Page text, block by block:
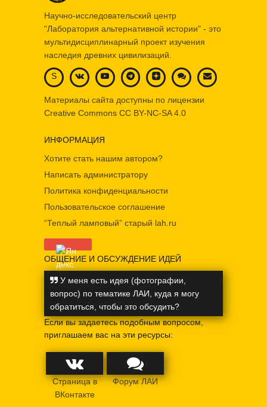
Научно-исследовательский центр
"Лаборатория альтернативной истории" - это
мультидисциплинарный проект изучения
наследия древних цивилизаций.
S
Материалы сайта доступны по лицензии
Creative Commons CC BY-NC-SA 4.0
ИНФОРМАЦИЯ
Хотите стать нашим автором?
Написать администратору
Политика конфиденциальности
Пользовательское соглашение
“Теплый ламповый” старый lah.ru
ОБЩЕНИЕ И ОБСУЖДЕНИЕ ИДЕЙ
У меня есть идея (фотографии,
вопрос) по тематике ЛАИ, куда я могу
обратиться, чтобы это обсудить?
Если вы задаетесь подобным вопросом,
приглашаем вас на эти ресурсы:
Страница в
ВКонтакте
Форум ЛАИ